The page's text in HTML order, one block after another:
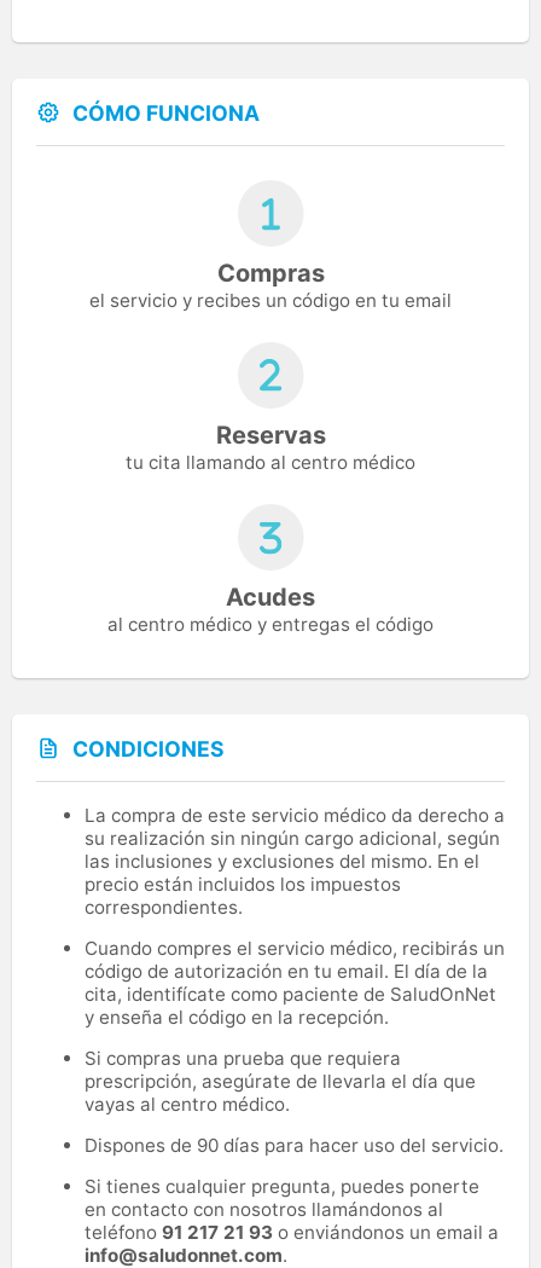
CÓMO FUNCIONA
Compras
el servicio y recibes un código en tu email
Reservas
tu cita llamando al centro médico
Acudes
al centro médico y entregas el código
CONDICIONES
La compra de este servicio médico da derecho a
su realización sin ningún cargo adicional, según
las inclusiones y exclusiones del mismo. En el
precio están incluidos los impuestos
correspondientes.
Cuando compres el servicio médico, recibirás un
código de autorización en tu email. El día de la
cita, identifícate como paciente de SaludOnNet
y enseña el código en la recepción.
Si compras una prueba que requiera
prescripción, asegúrate de llevarla el día que
vayas al centro médico.
Dispones de 90 días para hacer uso del servicio.
Si tienes cualquier pregunta, puedes ponerte
en contacto con nosotros llamándonos al
teléfono 91 217 21 93 o enviándonos un email a
info@saludonnet.com.